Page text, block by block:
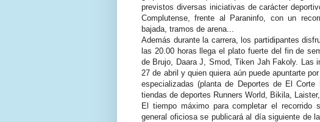
previstos diversas iniciativas de carácter
Complutense, frente al Paraninfo, con un
bajada, tramos de arena...
Además durante la carrera, los partidipantes
las 20.00 horas llega el plato fuerte del fin de
de Brujo, Daara J, Smod, Tiken Jah Fakoly. Las
27 de abril y quien quiera aún puede apuntarte
especializadas (planta de Deportes de El
tiendas de deportes Runners World, Bikila,
El tiempo máximo para completar el
general oficiosa se publicará al día siguiente de